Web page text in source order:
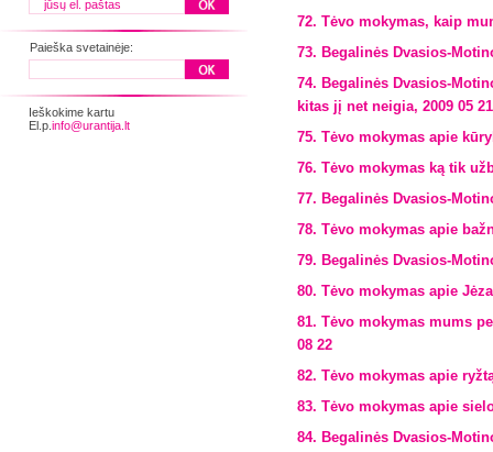
Paieška svetainėje:
Ieškokime kartu
El.p. info@urantija.lt
72. Tėvo mokymas, kaip
73. Begalinės Dvasios-
74. Begalinės Dvasios-
kitas jį net neigia, 2009 05 21
75. Tėvo mokymas apie
76. Tėvo mokymas ką tik
77. Begalinės Dvasios-
78. Tėvo mokymas apie
79. Begalinės Dvasios-
80. Tėvo mokymas apie
81. Tėvo mokymas mums
08 22
82. Tėvo mokymas apie
83. Tėvo mokymas apie
84. Begalinės Dvasios-